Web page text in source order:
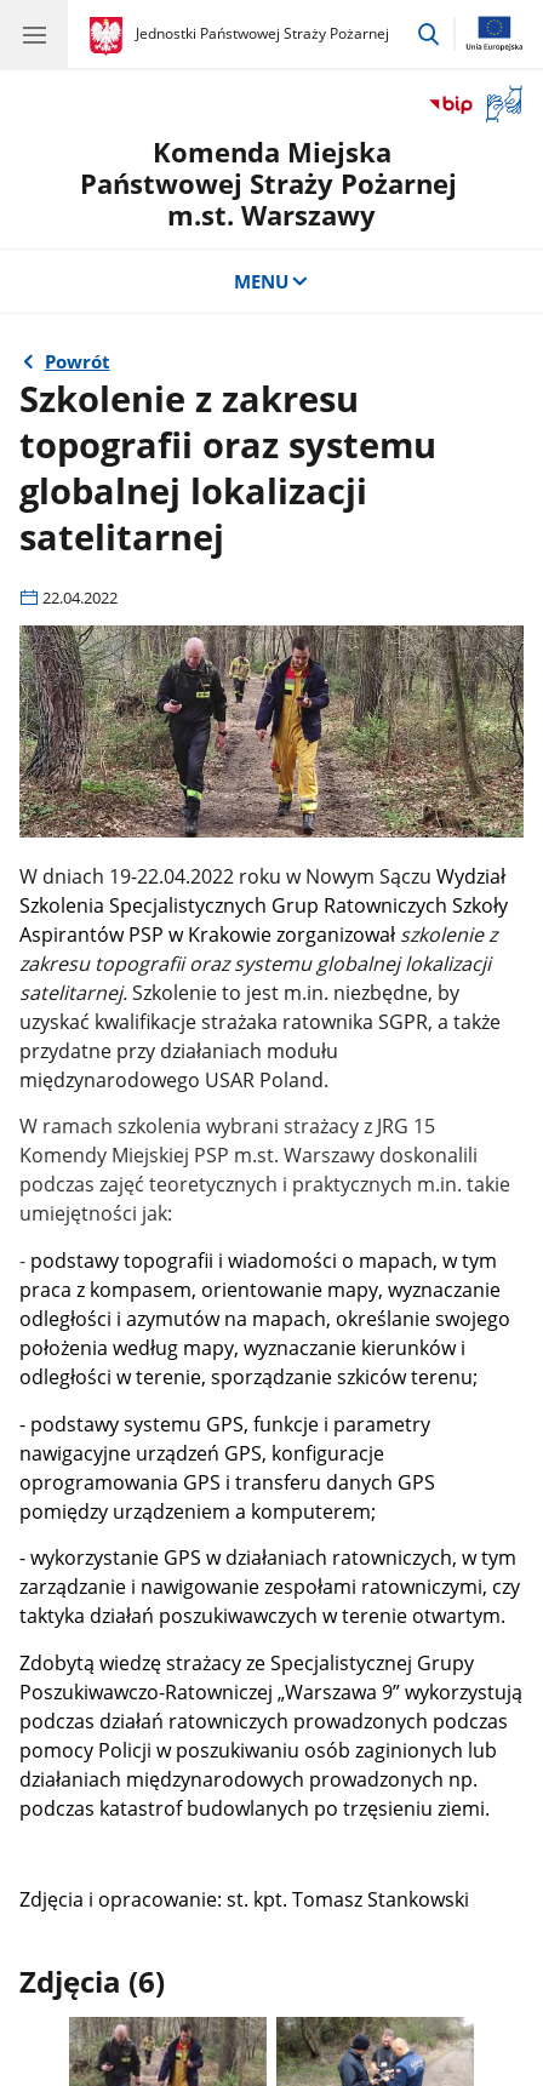
gov.pl
Jednostki Państwowej Straży Pożarnej
gov.pl
Jednostki
przejdź
okno
Komenda Miejska
Państwowej Straży Pożarnej
m.st. Warszawy
MENU
Powrót
Szkolenie z zakresu
topografii oraz systemu
globalnej lokalizacji
satelitarnej
22.04.2022
W dniach 19-22.04.2022 roku w Nowym SączuWydział
Szkolenia Specjalistycznych Grup Ratowniczych Szkoły
Aspirantów PSP w Krakowie zorganizował szkolenie z
zakresu topografii oraz systemu globalnej lokalizacji
satelitarnej.Szkolenie to jest m.in. niezbędne, by
uzyskać kwalifikacje strażaka ratownika SGPR, a także
przydatne przy działaniach modułu
międzynarodowego USAR Poland.
W ramach szkolenia wybrani strażacy z JRG 15
Komendy Miejskiej PSP m.st. Warszawy doskonalili
podczas zajęć teoretycznych i praktycznych m.in. takie
umiejętności jak:
- podstawy topografii i wiadomości o mapach, w tym
praca z kompasem, orientowanie mapy, wyznaczanie
odległości i azymutów na mapach, określanie swojego
położenia według mapy, wyznaczanie kierunków i
odległości w terenie, sporządzanie szkiców terenu;
- podstawy systemu GPS, funkcje i parametry
nawigacyjne urządzeń GPS, konfiguracje
oprogramowania GPS i transferu danych GPS
pomiędzy urządzeniem a komputerem;
- wykorzystanie GPS w działaniach ratowniczych, w tym
zarządzanie i nawigowanie zespołami ratowniczymi, czy
taktyka działań poszukiwawczych w terenie otwartym.
Zdobytą wiedzę strażacy ze Specjalistycznej Grupy
Poszukiwawczo-Ratowniczej „Warszawa 9” wykorzystują
podczas działań ratowniczych prowadzonych podczas
pomocy Policji w poszukiwaniu osób zaginionych lub
działaniach międzynarodowych prowadzonych np.
podczas katastrof budowlanych po trzęsieniu ziemi.
Zdjęcia i opracowanie: st. kpt. Tomasz Stankowski
Zdjęcia (6)